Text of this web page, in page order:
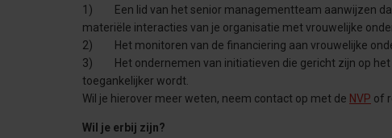
1) Een lid van het senior managementteam aanwijzen
materiële interacties van je organisatie met vrouwelijke
2) Het monitoren van de financiering aan vrouwelijke
3) Het ondernemen van initiatieven die gericht zijn op het
toegankelijker wordt.
Wil je hierover meer weten, neem contact op met de NVP of
Wil je erbij zijn?